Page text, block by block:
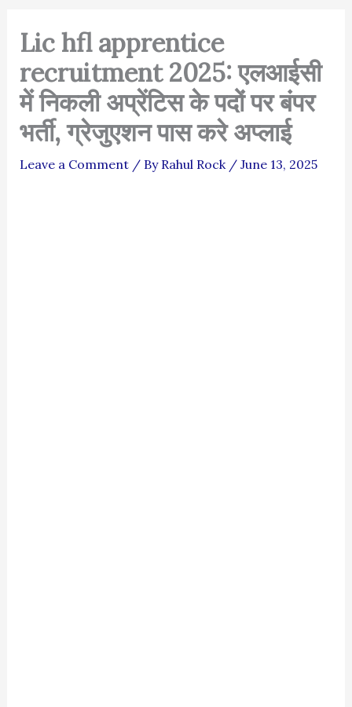
Lic hfl apprentice
recruitment 2025: एलआईसी
में निकली अप्रेंटिस के पदों पर बंपर
भर्ती, ग्रेजुएशन पास करे अप्लाई
Leave a Comment / By Rahul Rock / June 13, 2025